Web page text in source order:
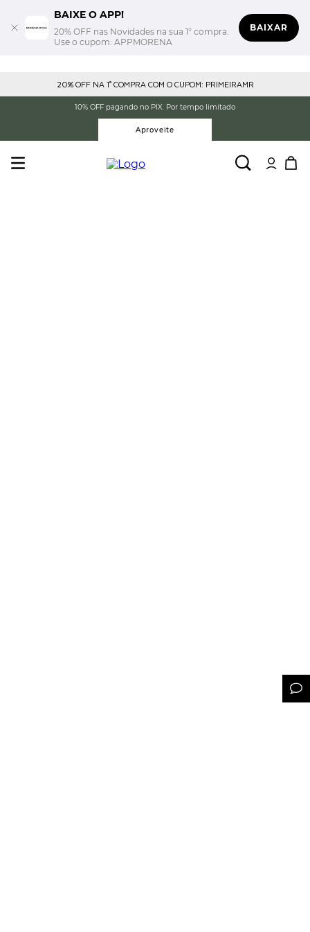
BAIXE O APP!
20% OFF nas Novidades na sua 1° compra.
Use o cupom: APPMORENA
BAIXAR
20% OFF NA 1° COMPRA COM O CUPOM: PRIMEIRAMR
10% OFF pagando no PIX. Por tempo limitado
Aproveite